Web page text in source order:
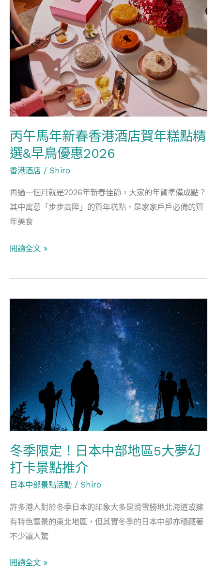
菜
精
選
丙午馬年新春香港酒店賀年糕點精
選&早鳥優惠2026
香港酒店 / Shiro
再過一個月就是2026年新春佳節，大家的年貨準備成點？
其中寓意「步步高陞」的賀年糕點，是家家戶戶必備的賀
年美食
午
馬
年
新
春
酒
賀
年
糕
精
選
&
鳥
2026
閱讀全文 »
冬季限定！日本中部地區5大夢幻
打卡景點推介
日本中部景點活動 / Shiro
許多港人對於冬季日本的印象大多是滑雪勝地北海道或擁
有特色雪景的東北地區，但其實冬季的日本中部亦穩藏著
不少讓人驚
冬
季
限
定！
日
本
中
部
地
5
大
夢
打
卡
景
推
閱讀全文 »